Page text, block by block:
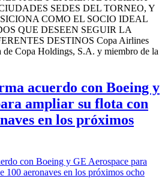
SEDES DEL TORNEO, Y
COMO EL SOCIO IDEAL
QUE DESEEN SEGUIR LA
DESTINOS Copa Airlines
Copa Holdings, S.A. y miembro de la
acuerdo con Boeing y
ampliar su flota con
en los próximos